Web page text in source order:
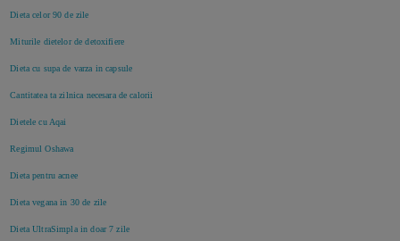
Dieta celor 90 de zile
Miturile dietelor de detoxifiere
Dieta cu supa de varza in capsule
Cantitatea ta zilnica necesara de calorii
Dietele cu Aqai
Regimul Oshawa
Dieta pentru acnee
Dieta vegana in 30 de zile
Dieta UltraSimpla in doar 7 zile